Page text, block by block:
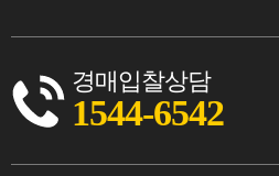
경매입찰상담
1544-6542